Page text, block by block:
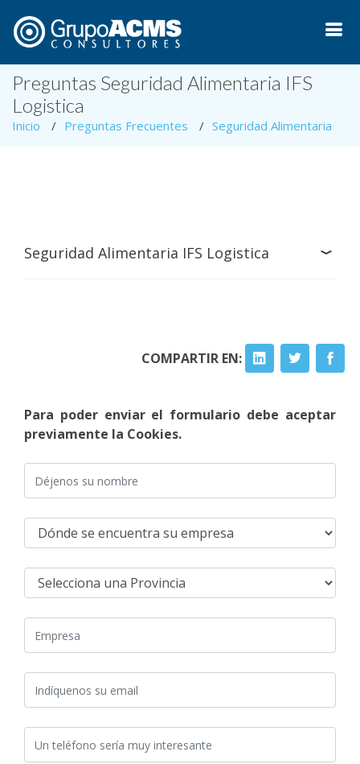
Preguntas Seguridad Alimentaria IFS
Logistica
Inicio Preguntas Frecuentes Seguridad Alimentaria
Seguridad Alimentaria IFS Logistica
COMPARTIR EN:
Para poder enviar el formulario debe aceptar
previamente la Cookies.